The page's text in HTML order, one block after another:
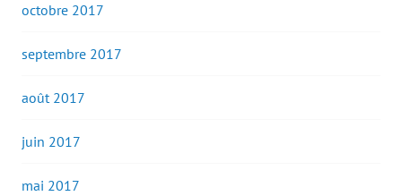
octobre 2017
septembre 2017
août 2017
juin 2017
mai 2017